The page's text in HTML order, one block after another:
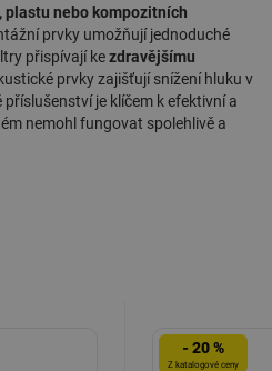
plastu nebo kompozitních
prvky umožňují jednoduché
přispívají kezdravějšímu
prvky zajišťují snížení hluku v
příslušenstvíje klíčem k efektivní a
nemohl fungovat spolehlivě a
- 20 %
Z katalogové ceny